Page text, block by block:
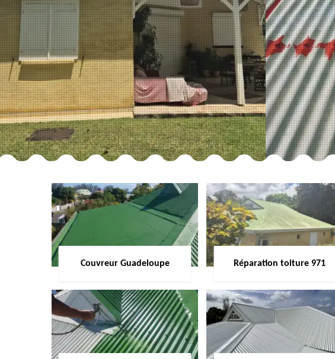
Couvreur Guadeloupe Réparation toiture 971